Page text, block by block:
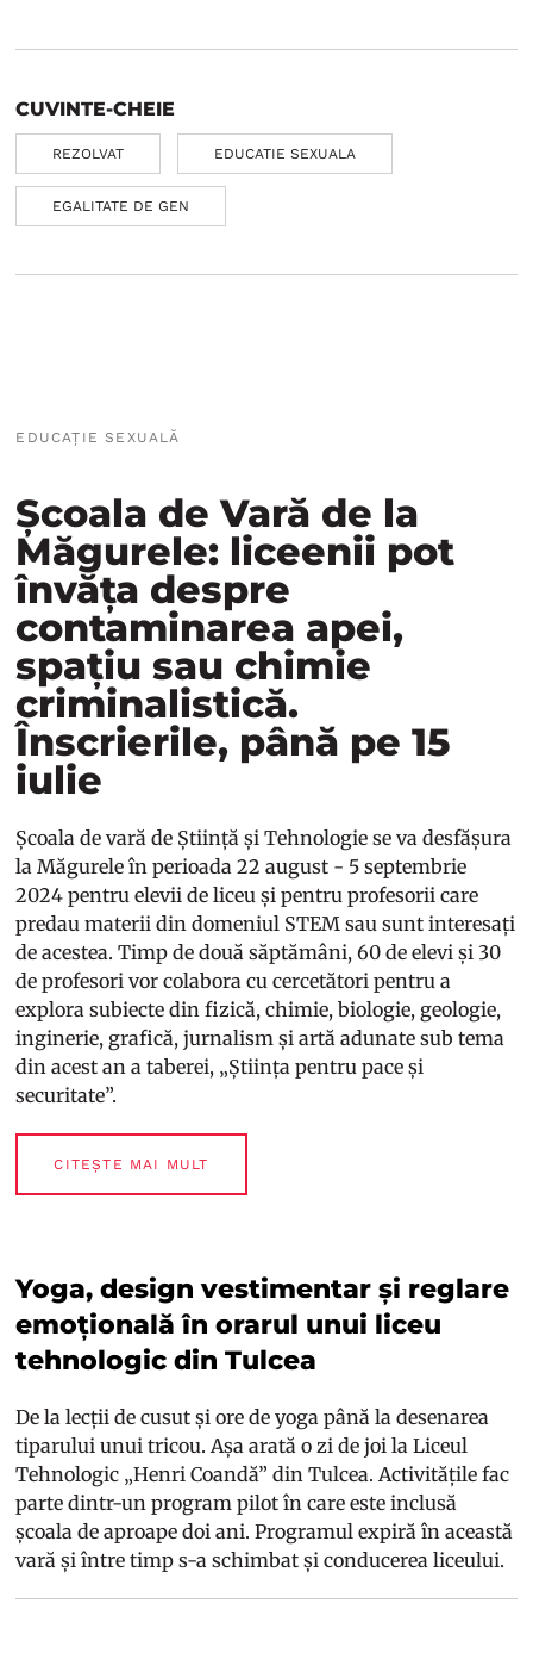
CUVINTE-CHEIE
REZOLVAT EDUCATIE SEXUALA
EGALITATE DE GEN
EDUCAȚIE SEXUALĂ
Școala de Vară de la
Măgurele: liceenii pot
învăța despre
contaminarea apei,
spațiu sau chimie
criminalistică.
Înscrierile, până pe 15
iulie
Școala de vară de Știință și Tehnologie se va desfășura
la Măgurele în perioada 22 august - 5 septembrie
2024 pentru elevii de liceu și pentru profesorii care
predau materii din domeniul STEM sau sunt interesați
de acestea. Timp de două săptămâni, 60 de elevi și 30
de profesori vor colabora cu cercetători pentru a
explora subiecte din fizică, chimie, biologie, geologie,
inginerie, grafică, jurnalism și artă adunate sub tema
din acest an a taberei, „Știința pentru pace și
securitate”.
CITEȘTE MAI MULT
Yoga, design vestimentar și reglare
emoțională în orarul unui liceu
tehnologic din Tulcea
De la lecții de cusut și ore de yoga până la desenarea
tiparului unui tricou. Așa arată o zi de joi la Liceul
Tehnologic „Henri Coandă” din Tulcea. Activitățile fac
parte dintr-un program pilot în care este inclusă
școala de aproape doi ani. Programul expiră în această
vară și între timp s-a schimbat și conducerea liceului.